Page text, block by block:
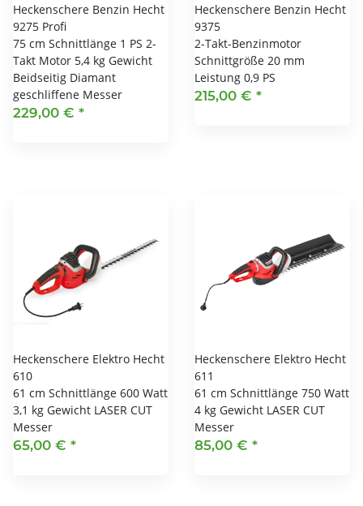
Heckenschere Benzin Hecht
9275 Profi
75 cm Schnittlänge 1 PS 2-
Takt Motor 5,4 kg Gewicht
Beidseitig Diamant
geschliffene Messer
229,00 € *
Heckenschere Benzin Hecht
9375
2-Takt-Benzinmotor
Schnittgröße 20 mm
Leistung 0,9 PS
215,00 € *
Heckenschere Elektro Hecht
610
61 cm Schnittlänge 600 Watt
3,1 kg Gewicht LASER CUT
Messer
65,00 € *
Heckenschere Elektro Hecht
611
61 cm Schnittlänge 750 Watt
4 kg Gewicht LASER CUT
Messer
85,00 € *